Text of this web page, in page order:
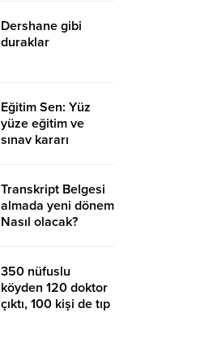
Dershane gibi
duraklar
Eğitim Sen: Yüz
yüze eğitim ve
sınav kararı
Transkript Belgesi
almada yeni dönem
Nasıl olacak?
350 nüfuslu
köyden 120 doktor
çıktı, 100 kişi de tıp